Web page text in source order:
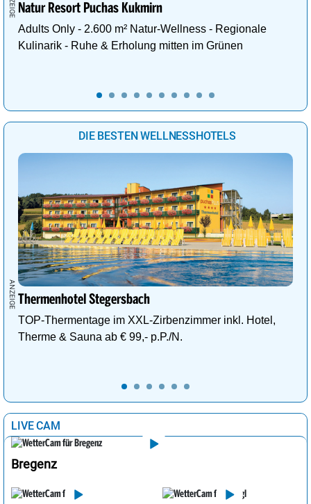
Natur Resort Puchas Kukmirn
Adults Only - 2.600 m² Natur-Wellness - Regionale
Kulinarik - Ruhe & Erholung mitten im Grünen
DIE BESTEN WELLNESSHOTELS
Thermenhotel Stegersbach
TOP-Thermentage im XXL-Zirbenzimmer inkl. Hotel,
Therme & Sauna ab € 99,- p.P./N.
LIVE CAM
Bregenz